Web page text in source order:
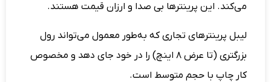
می‌کند. این پرینترها بی صدا و ارزان قیمت هستند.
لیبل پرینترهای تجاری که به‌طور معمول می‌تواند رول
بزرگتری (تا عرض ۸ اینچ) را در خود جای دهد و مخصوص
کار چاپ با حجم متوسط است.